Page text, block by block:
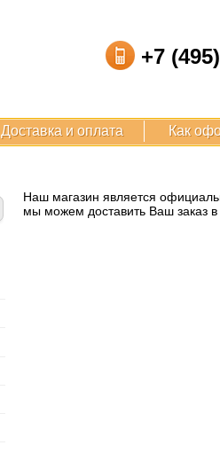
+7
Доставка и оплата Как
Наш магазин является
мы можем доставить Ваш заказ в